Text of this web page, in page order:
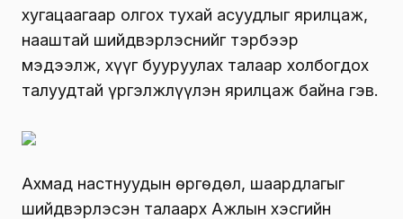
хугацаагаар олгох тухай асуудлыг ярилцаж,
нааштай шийдвэрлэснийг тэрбээр
мэдээлж, хүүг бууруулах талаар холбогдох
талуудтай үргэлжлүүлэн ярилцаж байна гэв.
Ахмад настнуудын өргөдөл, шаардлагыг
шийдвэрлэсэн талаарх Ажлын хэсгийн